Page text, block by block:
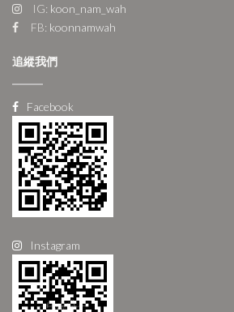
IG: koon_nam_wah
FB: koonnamwah
追縱我們
Facebook
Instagram